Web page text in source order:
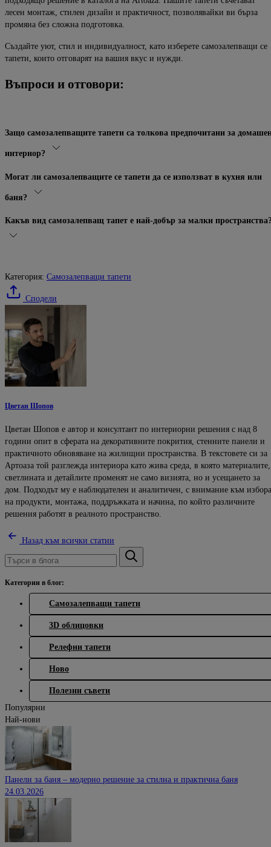
лесен монтаж, стилен дизайн и практичност, позволявайки ви бърза
промяна без сложна подготовка.
Създайте уют, стил и индивидуалност, като изберете самозалепващи се
тапети, които отговарят на вашия вкус и нужди.
Въпроси и отговори:
Защо самозалепващите тапети са толкова предпочитани за
интериор?
Могат ли самозалепващите се тапети да се използват в кухня или
баня?
Какъв вид самозалепващ тапет е най-добър за малки
Категория: Самозалепващи тапети
Сподели
Цветан Шопов
Цветан Шопов е автор и консултант по интериорни решения с над 8
години опит в сферата на декоративните покрития, стенните панели и
практичното обновяване на жилищни пространства. В текстовете си за
Артоаза той разглежда интериора като жива среда, в която материалите,
светлината и детайлите променят не само визията, но и усещането за
дом. Подходът му е наблюдателен и аналитичен, с внимание към избора
на продукти, монтажа, поддръжката и начина, по който различните
решения работят в реалното пространство.
Назад към всички статии
Категории в блог:
Самозалепващи тапети
3D облицовки
Релефни тапети
Ново
Полезни съвети
Популярни
Най-нови
Панели за баня – модерно решение за стилна и практична баня
24.03.2026